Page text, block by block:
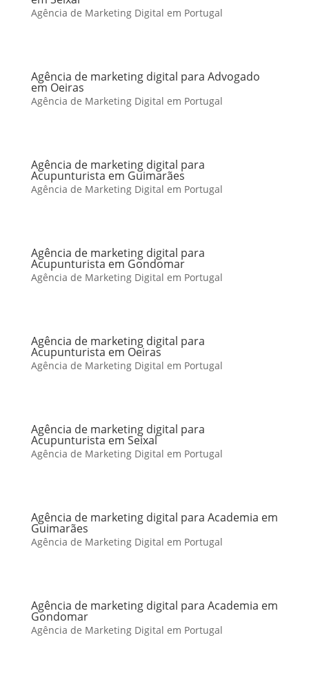
Agência de Marketing Digital em Portugal
Agência de marketing digital para Advogado
em Oeiras
Agência de Marketing Digital em Portugal
Agência de marketing digital para
Acupunturista em Guimarães
Agência de Marketing Digital em Portugal
Agência de marketing digital para
Acupunturista em Gondomar
Agência de Marketing Digital em Portugal
Agência de marketing digital para
Acupunturista em Oeiras
Agência de Marketing Digital em Portugal
Agência de marketing digital para
Acupunturista em Seixal
Agência de Marketing Digital em Portugal
Agência de marketing digital para Academia em
Guimarães
Agência de Marketing Digital em Portugal
Agência de marketing digital para Academia em
Gondomar
Agência de Marketing Digital em Portugal